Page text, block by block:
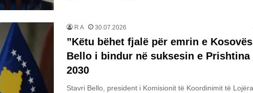
R A 30.07.2026
​”Këtu bëhet fjalë për emrin e
Bello i bindur në suksesin e Prishtina
2030
Stavri Bello, president i Komisionit të Koordinimit të